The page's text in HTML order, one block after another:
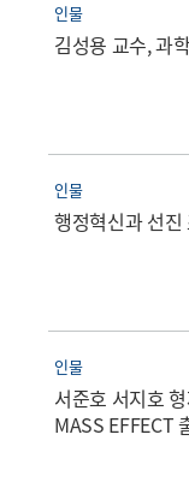
인물
김성용 교수, 과
인물
행정혁신과 선
인물
서준호 서지호
MASS EFFECT